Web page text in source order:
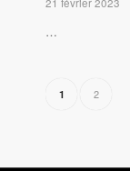
…
1 2